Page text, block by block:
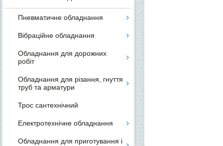
Пневматичне обладнання
Вібраційне обладнання
Обладнання для дорожних
робіт
Обладнання для різання, гнуття
труб та арматури
Трос сантехнічний
Електротехнічне обладнання
Обладнання для приготування і